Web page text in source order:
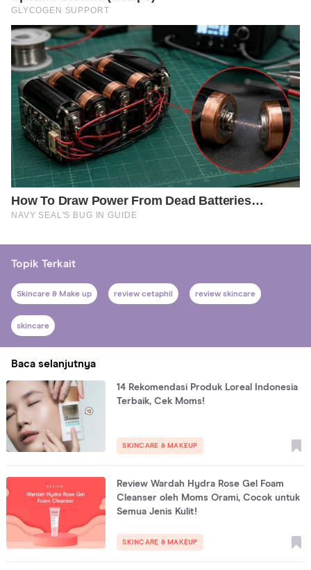
Topik Terkait
Skincare & Make up review cetaphil review skincare
skincare
Baca selanjutnya
14 Rekomendasi Produk Loreal Indonesia
Terbaik, Cek Moms!
SKINCARE & MAKEUP
Review Wardah Hydra Rose Gel Foam
Cleanser oleh Moms Orami, Cocok untuk
Semua Jenis Kulit!
SKINCARE & MAKEUP